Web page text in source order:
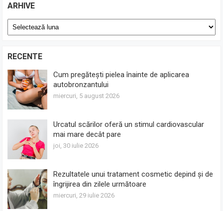
ARHIVE
Arhive
RECENTE
Cum pregătești pielea înainte de aplicarea
autobronzantului
miercuri, 5 august 2026
Urcatul scărilor oferă un stimul cardiovascular
mai mare decât pare
joi, 30 iulie 2026
Rezultatele unui tratament cosmetic depind și de
îngrijirea din zilele următoare
miercuri, 29 iulie 2026